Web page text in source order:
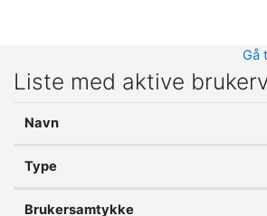
Gå
Liste med aktive
Navn
Type
Brukersamtykke